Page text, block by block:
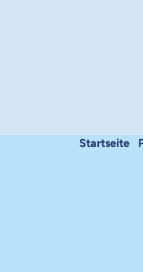
Startseite